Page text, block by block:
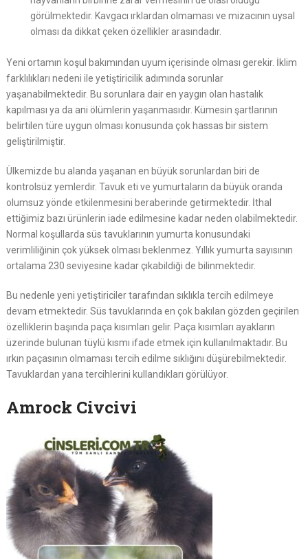
görülmektedir. Kavgacı ırklardan olmaması ve mizacının uysal
olması da dikkat çeken özellikler arasındadır.
Yeni ortamın koşul bakımından uyum içerisinde olması gerekir. İklim
farklılıkları nedeni ile yetiştiricilik adımında sorunlar
yaşanabilmektedir. Bu sorunlara dair en yaygın olan hastalık
kapılması ya da ani ölümlerin yaşanmasıdır. Kümesin şartlarının
belirtilen türe uygun olması konusunda çok hassas bir sistem
geliştirilmiştir.
Ülkemizde bu alanda yaşanan en büyük sorunlardan biri de
kontrolsüz yemlerdir. Tavuk eti ve yumurtaların da büyük oranda
olumsuz yönde etkilenmesini beraberinde getirmektedir. İthal
ettiğimiz bazı ürünlerin iade edilmesine kadar neden olabilmektedir.
Normal koşullarda süs tavuklarının yumurta konusundaki
verimliliğinin çok yüksek olması beklenmez. Yıllık yumurta sayısının
ortalama 230 seviyesine kadar çıkabildiği de bilinmektedir.
Bu nedenle yeni yetiştiriciler tarafından sıklıkla tercih edilmeye
devam etmektedir. Süs tavuklarında en çok bakılan gözden geçirilen
özelliklerin başında paça kısımları gelir. Paça kısımları ayakların
üzerinde bulunan tüylü kısmı ifade etmek için kullanılmaktadır. Bu
ırkın paçasının olmaması tercih edilme sıklığını düşürebilmektedir.
Tavuklardan yana tercihlerini kullandıkları görülüyor.
Amrock Civcivi